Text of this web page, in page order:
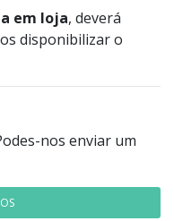
em loja, deverá
disponibilizar o
nos enviar um